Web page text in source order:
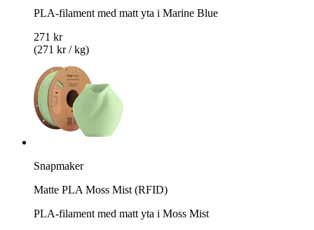
PLA-filament med matt yta i Marine Blue
271 kr
(271 kr / kg)
Snapmaker
Matte PLA Moss Mist (RFID)
PLA-filament med matt yta i Moss Mist